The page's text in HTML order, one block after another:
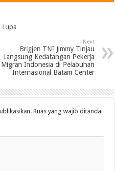
Lupa
Next
Brigjen TNI Jimmy Tinjau
Langsung Kedatangan Pekerja
Migran Indonesia di Pelabuhan
Internasional Batam Center
Ruas yang wajib ditandai